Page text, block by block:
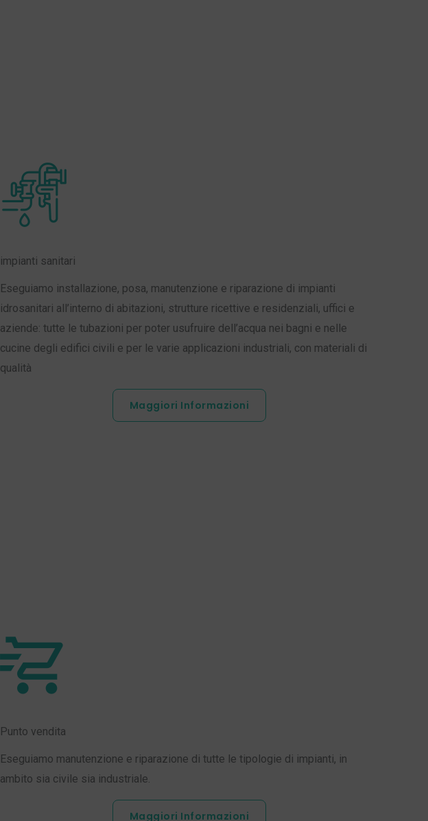
impianti sanitari
Eseguiamo installazione, posa, manutenzione e riparazione di impianti
idrosanitari all’interno di abitazioni, strutture ricettive e residenziali, uffici e
aziende: tutte le tubazioni per poter usufruire dell’acqua nei bagni e nelle
cucine degli edifici civili e per le varie applicazioni industriali, con materiali di
qualità
Maggiori Informazioni
Punto vendita
Eseguiamo manutenzione e riparazione di tutte le tipologie di impianti, in
ambito sia civile sia industriale.
Maggiori Informazioni